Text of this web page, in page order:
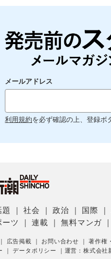
メールアドレス
利用規約を必ず確認の上、登録ボ
題 ｜社会 ｜政治 国際
ーツ ｜連載 ｜無料マンガ
広告掲載 お問い合わせ ｜著作権
｜データポリシー 運営：株式会社